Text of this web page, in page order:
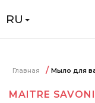
RU
Главная Мыло для
MAITRE